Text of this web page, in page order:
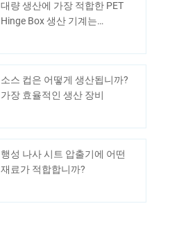
대량 생산에 가장 적합한 PET
Hinge Box 생산 기계는
소스 컵은 어떻게 생산됩니까?
가장 효율적인 생산 장비
행성 나사 시트 압출기에 어떤
재료가 적합합니까?